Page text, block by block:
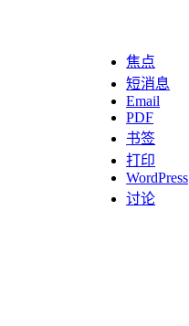
焦点
短消息
Email
PDF
书签
打印
WordPress
讨论